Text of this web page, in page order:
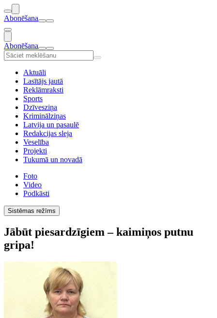
Abonēšana
Abonēšana
Aktuāli
Lasītājs jautā
Reklāmraksti
Sports
Dzīvesziņa
Kriminālziņas
Latvija un pasaulē
Redakcijas sleja
Veselība
Projekti
Tukumā un novadā
Foto
Video
Podkāsti
Sistēmas režīms
Jābūt piesardzīgiem – kaimiņos putnu
gripa!